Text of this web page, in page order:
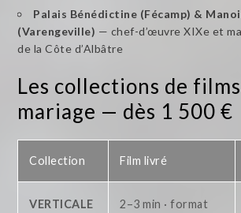
Palais Bénédictine (Fécamp) &
(Varengeville) — chef-d’œuvre XIXe et
de la Côte d’Albâtre
Les collections de
mariage — dès 1 500 €
Collection Film livré
VERTICALE 2–3 min · format